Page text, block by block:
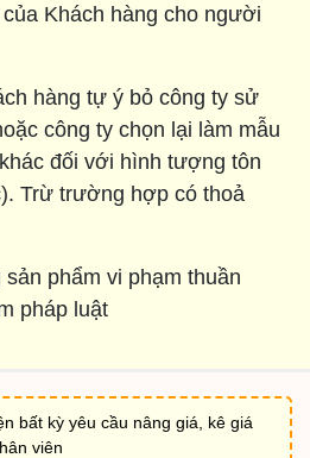
Khách hàng cho người
hàng tự ý bỏ công ty sử
công ty chọn lại làm mẫu
đối với hình tượng tôn
Trừ trường hợp có thoả
phẩm vi phạm thuần
pháp luật
bất kỳ yêu cầu nâng giá, kê giá
viên